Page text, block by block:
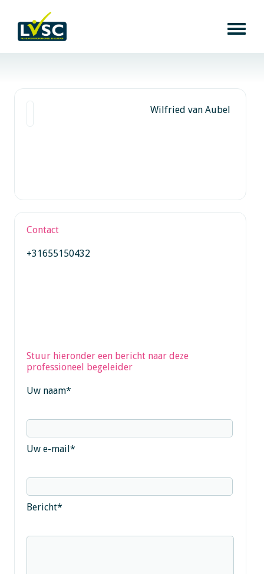
Wilfried van Aubel
Contact
+31655150432
Stuur hieronder een bericht naar deze
professioneel begeleider
Uw naam*
Uw e-mail*
Bericht*